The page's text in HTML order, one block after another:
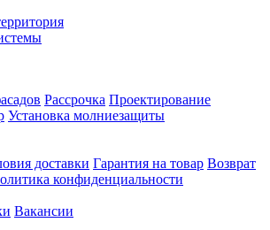
Рассрочка Проектирование
Установка молниезащиты
доставки Гарантия на товар Возврат
конфиденциальности
Вакансии